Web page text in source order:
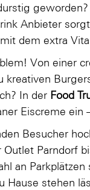
Anbieter
dem extra
Von einer
kreativen
In der Food
Eiscreme
Besucher
Parndorf
an
Hause stehen